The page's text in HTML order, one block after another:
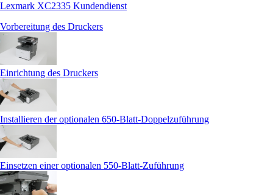
Lexmark XC2335 Kundendienst
Vorbereitung des Druckers
Einrichtung des Druckers
Installieren der optionalen 650-Blatt-Doppelzuführung
Einsetzen einer optionalen 550‑Blatt-Zuführung